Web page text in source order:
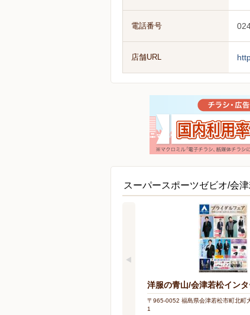
電話番号
店舗URL
スーパースポーツゼビオ/会
洋服の青山/会津若松イン
〒965-0052 福島県会津若松市町北町
1